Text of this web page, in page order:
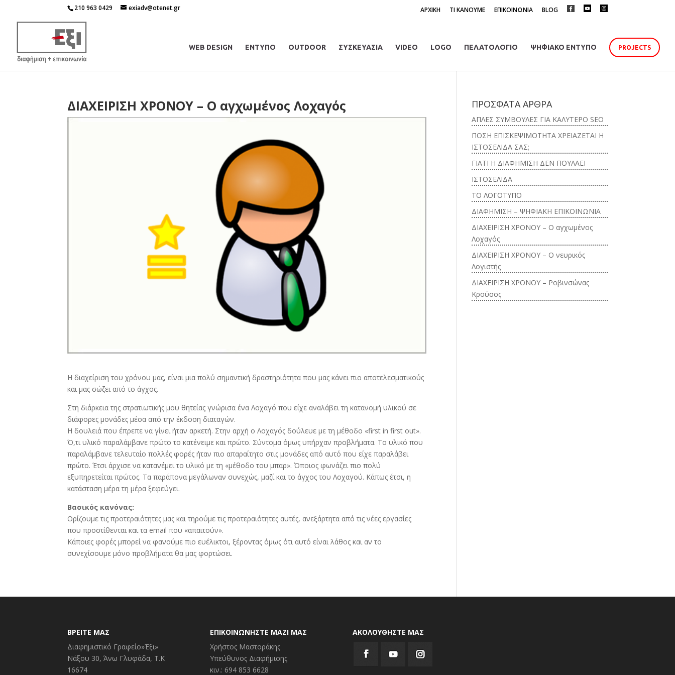
210 963 0429 exiadv@otenet.gr ΑΡΧΙΚΗ ΤΙ ΚΑΝΟΥΜΕ ΕΠΙΚΟΙΝΩΝΙΑ BLOG
WEB DESIGN ΕΝΤΥΠΟ OUTDOOR ΣΥΣΚΕΥΑΣΙΑ VIDEO LOGO ΠΕΛΑΤΟΛΟΓΙΟ ΨΗΦΙΑΚΟ ΕΝΤΥΠΟ PROJECTS
ΔΙΑΧΕΙΡΙΣΗ ΧΡΟΝΟΥ – Ο αγχωμένος Λοχαγός
Η διαχείριση του χρόνου μας, είναι μια πολύ σημαντική δραστηριότητα που μας κάνει πιο αποτελεσματικούς
και μας σώζει από το άγχος.
Στη διάρκεια της στρατιωτικής μου θητείας γνώρισα ένα Λοχαγό που είχε αναλάβει τη κατανομή υλικού σε
διάφορες μονάδες μέσα από την έκδοση διαταγών.
Η δουλειά που έπρεπε να γίνει ήταν αρκετή. Στην αρχή ο Λοχαγός δούλευε με τη μέθοδο «first in first out».
Ό,τι υλικό παραλάμβανε πρώτο το κατένειμε και πρώτο. Σύντομα όμως υπήρχαν προβλήματα. Το υλικό που
παραλάμβανε τελευταίο πολλές φορές ήταν πιο απαραίτητο στις μονάδες από αυτό που είχε παραλάβει
πρώτο. Έτσι άρχισε να κατανέμει το υλικό με τη «μέθοδο του μπαρ». Όποιος φωνάζει πιο πολύ
εξυπηρετείται πρώτος. Τα παράπονα μεγάλωναν συνεχώς, μαζί και το άγχος του Λοχαγού. Κάπως έτσι, η
κατάσταση μέρα τη μέρα ξεφεύγει.
Βασικός κανόνας:
Ορίζουμε τις προτεραιότητες μας και τηρούμε τις προτεραιότητες αυτές, ανεξάρτητα από τις νέες εργασίες
που προστίθενται και τα email που «απαιτούν».
Κάποιες φορές μπορεί να φανούμε πιο ευέλικτοι, ξέροντας όμως ότι αυτό είναι λάθος και αν το
συνεχίσουμε μόνο προβλήματα θα μας φορτώσει.
ΠΡΟΣΦΑΤΑ ΑΡΘΡΑ
ΑΠΛΕΣ ΣΥΜΒΟΥΛΕΣ ΓΙΑ ΚΑΛΥΤΕΡΟ SEO
ΠΟΣΗ ΕΠΙΣΚΕΨΙΜΟΤΗΤΑ ΧΡΕΙΑΖΕΤΑΙ Η
ΙΣΤΟΣΕΛΙΔΑ ΣΑΣ;
ΓΙΑΤΙ Η ΔΙΑΦΗΜΙΣΗ ΔΕΝ ΠΟΥΛΑΕΙ
ΙΣΤΟΣΕΛΙΔΑ
ΤΟ ΛΟΓΟΤΥΠΟ
ΔΙΑΦΗΜΙΣΗ – ΨΗΦΙΑΚΗ ΕΠΙΚΟΙΝΩΝΙΑ
ΔΙΑΧΕΙΡΙΣΗ ΧΡΟΝΟΥ – Ο αγχωμένος
Λοχαγός
ΔΙΑΧΕΙΡΙΣΗ ΧΡΟΝΟΥ – Ο νευρικός
Λογιστής
ΔΙΑΧΕΙΡΙΣΗ ΧΡΟΝΟΥ – Ροβινσώνας
Κρούσος
ΒΡΕΙΤΕ ΜΑΣ
Διαφημιστικό Γραφείο»Έξι»
Νάξου 30, Άνω Γλυφάδα, Τ.Κ
16674
ΕΠΙΚΟΙΝΩΝΗΣΤΕ ΜΑΖΙ ΜΑΣ
Χρήστος Μαστοράκης
Υπεύθυνος Διαφήμισης
κιν.: 694 853 6628
ΑΚΟΛΟΥΘΗΣΤΕ ΜΑΣ